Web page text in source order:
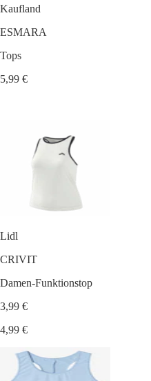
Kaufland
ESMARA
Tops
5,99 €
Lidl
CRIVIT
Damen-Funktionstop
3,99 €
4,99 €